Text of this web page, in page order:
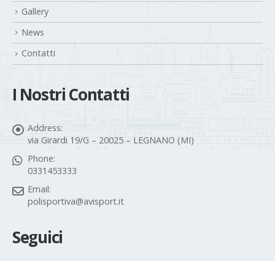
News
Contatti
I Nostri Contatti
via Girardi 19/G – 20025 – LEGNANO (MI)
Phone:
0331453333
Email:
polisportiva@avisport.it
Seguici